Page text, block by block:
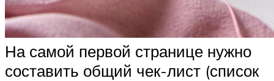
На самой первой странице нужно
составить общий чек-лист (список